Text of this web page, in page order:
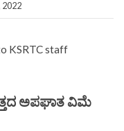
2022
KSRTC staff
ಅಪಘಾತ ವಿಮೆ